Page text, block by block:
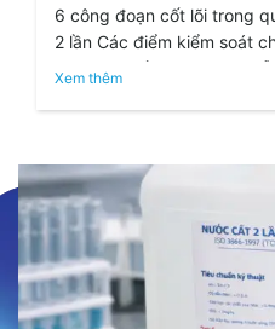
6 công đoạn cốt lõi trong
2 lần Các điểm kiểm soát
có đạt chuẩn hay không Lỗi
Xem thêm